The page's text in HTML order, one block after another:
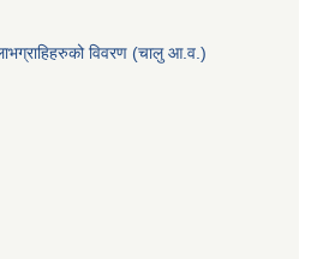
लाभग्राहिहरुको विवरण (चालु आ.व.)